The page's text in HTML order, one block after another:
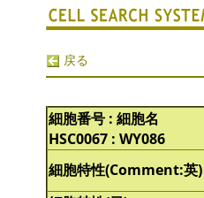
戻る
細胞番号 : 細胞名
HSC0067 : WY086
細胞特性(Comment:英)